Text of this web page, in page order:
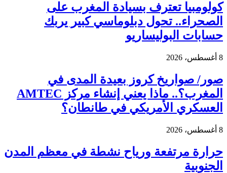
كولومبيا تعترف بسيادة المغرب على
الصحراء.. تحول دبلوماسي كبير يربك
حسابات البوليساريو
8 أغسطس، 2026
صور/ صواريخ كروز بعيدة المدى في
المغرب؟.. ماذا يعني إنشاء مركز AMTEC
العسكري الأمريكي في طانطان؟
8 أغسطس، 2026
حرارة مرتفعة ورياح نشطة في معظم المدن
الجنوبية